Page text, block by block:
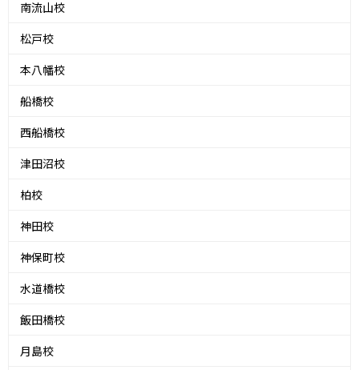
南流山校
松戸校
本八幡校
船橋校
西船橋校
津田沼校
柏校
神田校
神保町校
水道橋校
飯田橋校
月島校